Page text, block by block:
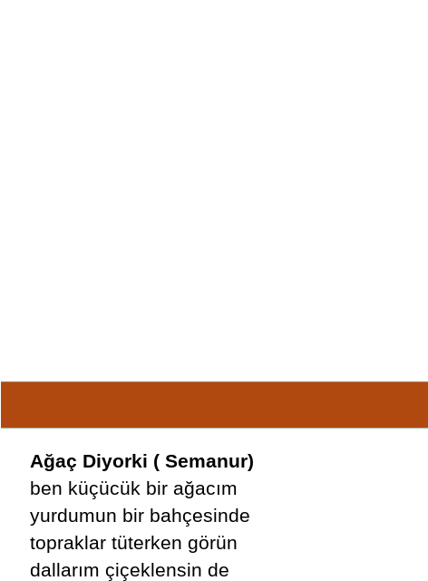
Ağaç Diyorki ( Semanur)
ben küçücük bir ağacım
yurdumun bir bahçesinde
topraklar tüterken görün
dallarım çiçeklensin de